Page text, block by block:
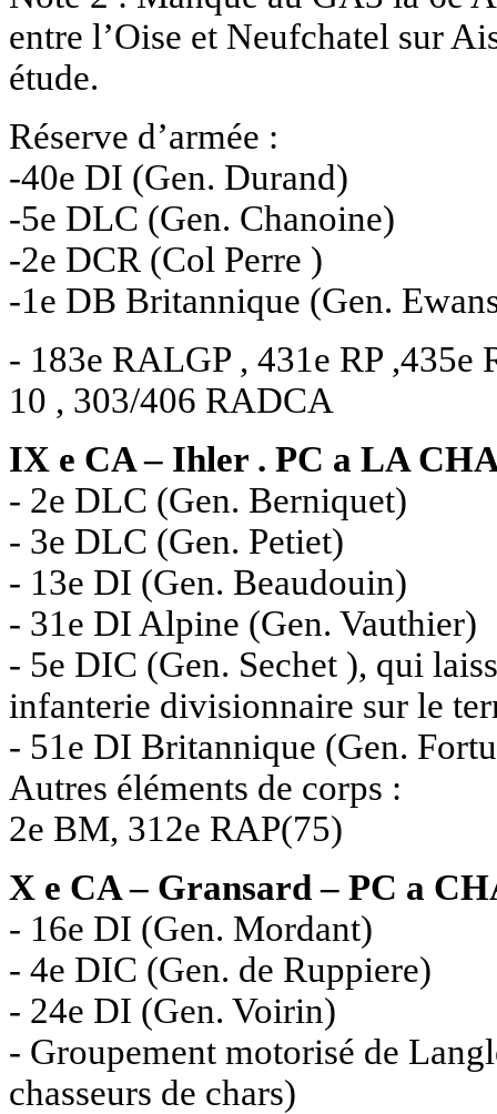
entre l’Oise et Neufchatel sur
étude.
Réserve d’armée :
-40e DI (Gen. Durand)
-5e DLC (Gen. Chanoine)
-2e DCR (Col Perre )
-1e DB Britannique (Gen.
- 183e RALGP , 431e RP ,435e
10 , 303/406 RADCA
IX e CA – Ihler . PC a LA
- 2e DLC (Gen. Berniquet)
- 3e DLC (Gen. Petiet)
- 13e DI (Gen. Beaudouin)
- 31e DI Alpine (Gen. Vauthier)
- 5e DIC (Gen. Sechet ), qui
infanterie divisionnaire sur le
- 51e DI Britannique (Gen.
Autres éléments de corps :
2e BM, 312e RAP(75)
X e CA – Gransard – PC a
- 16e DI (Gen. Mordant)
- 4e DIC (Gen. de Ruppiere)
- 24e DI (Gen. Voirin)
- Groupement motorisé de
chasseurs de chars)